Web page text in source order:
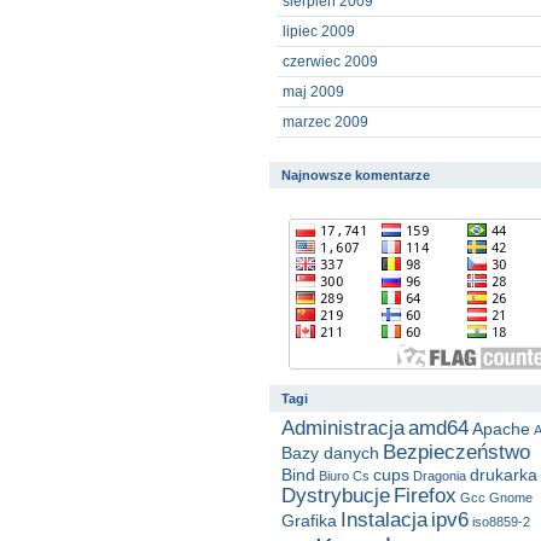
lipiec 2009
czerwiec 2009
maj 2009
marzec 2009
Najnowsze komentarze
Tagi
Administracjaamd64Apache
Bazy danych Bezpieczeństwo
Bind Biuro Cs cups Dragonia drukarka
Dystrybucje Firefox Gcc Gnome
Grafika Instalacja ipv6 iso8859-2